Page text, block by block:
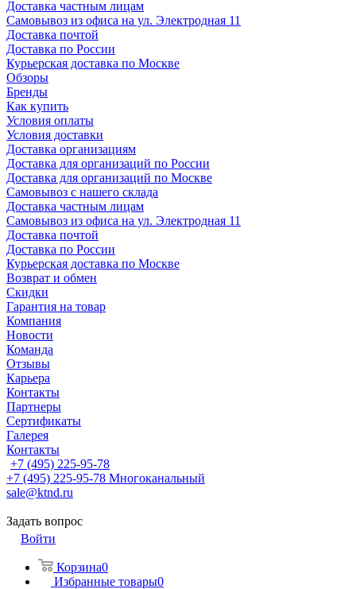
Доставка частным лицам
Самовывоз из офиса на ул. Электродная 11
Доставка почтой
Доставка по России
Курьерская доставка по Москве
Обзоры
Бренды
Как купить
Условия оплаты
Условия доставки
Доставка организациям
Доставка для организаций по России
Доставка для организаций по Москве
Самовывоз с нашего склада
Доставка частным лицам
Самовывоз из офиса на ул. Электродная 11
Доставка почтой
Доставка по России
Курьерская доставка по Москве
Возврат и обмен
Скидки
Гарантия на товар
Компания
Новости
Команда
Отзывы
Карьера
Контакты
Партнеры
Сертификаты
Галерея
Контакты
+7 (495) 225-95-78
+7 (495) 225-95-78 Многоканальный
sale@ktnd.ru
Задать вопрос
Войти
Корзина0
Избранные товары0